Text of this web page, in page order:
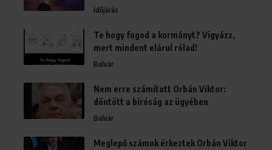
Időjárás
Te hogy fogod a kormányt? Vigyázz,
mert mindent elárul rólad!
Bulvár
Nem erre számított Orbán Viktor:
döntött a bíróság az ügyében
Bulvár
Meglepő számok érkeztek Orbán Viktor